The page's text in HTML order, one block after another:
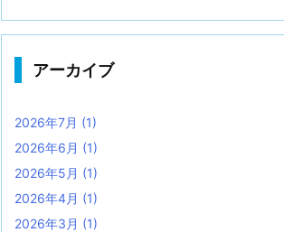
アーカイブ
2026年7月 (1)
2026年6月 (1)
2026年5月 (1)
2026年4月 (1)
2026年3月 (1)